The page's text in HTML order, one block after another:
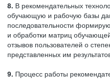
8. В рекомендательных
обучающую и рабочую базы
последовательности
и обработки матриц
отзывов пользователей о
представленных им
9. Процесс работы